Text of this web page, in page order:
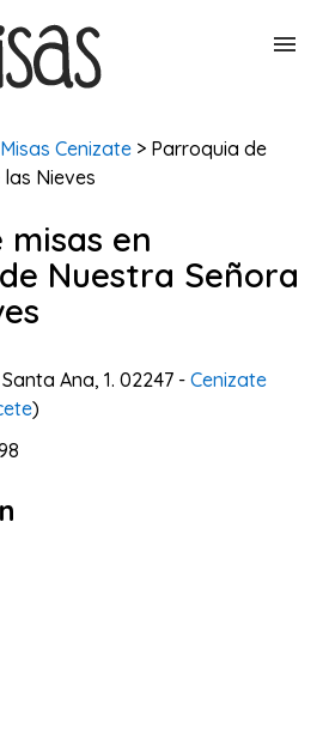
Misas Cenizate > Parroquia de
Nieves
en
Nuestra Señora
Ana, 1. 02247 - Cenizate
)